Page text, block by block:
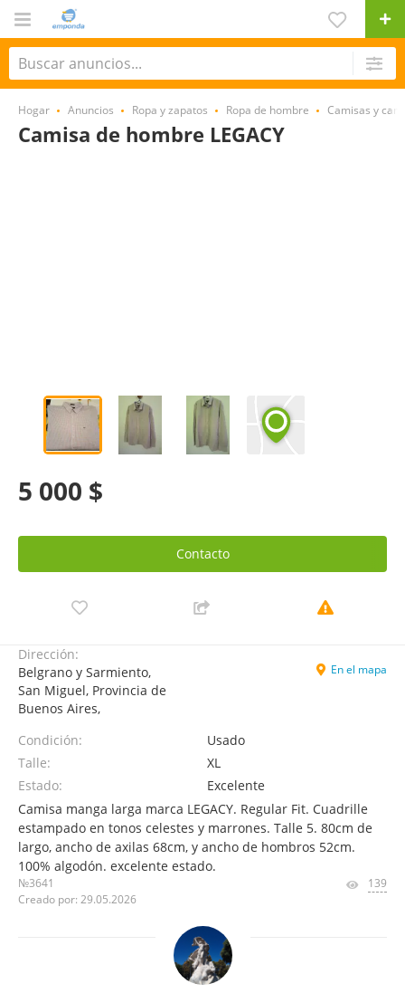
Hogar Anuncios Ropa y zapatos Ropa de hombre Camisas y
Camisa de hombre LEGACY
5 000 $
Contacto
Dirección:
Belgrano y Sarmiento,
San Miguel, Provincia de
Buenos Aires,
En el mapa
Condición:
Usado
Talle:
XL
Estado:
Excelente
Camisa manga larga marca LEGACY. Regular Fit. Cuadrille
estampado en tonos celestes y marrones. Talle 5. 80cm de
largo, ancho de axilas 68cm, y ancho de hombros 52cm.
100% algodón. excelente estado.
№3641
Creado por: 29.05.2026
139